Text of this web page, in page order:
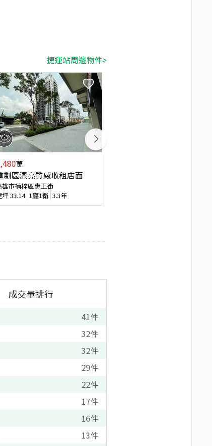
捷運站周邊物件>
萬
劃區漂亮質感收租店面
雄市楠梓區惠正街
坪33.14 1廳1衛 3.3年
成交量排行
41件
32件
32件
29件
22件
17件
16件
13件